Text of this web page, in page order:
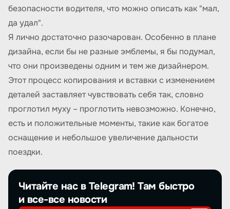
безопасности водителя, что можно описать как "мал,
да удал".
Я лично достаточно разочарован. Особенно в плане
дизайна, если бы не разные эмблемы, я бы подумал,
что они произведены одним и тем же дизайнером.
Этот процесс копирования и вставки с изменением
деталей заставляет чувствовать себя так, словно
проглотил муху – проглотить невозможно. Конечно,
есть и положительные моменты, такие как богатое
оснащение и небольшое увеличение дальности
поездки.
Читайте нас в Telegram! Там быстро
и все-все новости